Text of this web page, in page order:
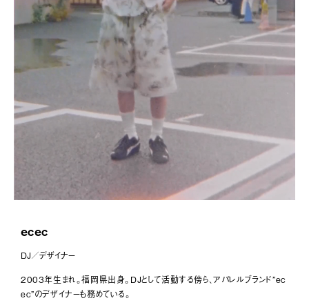
189 桜木レオン
188 メガネ
187 芳賀陽平
yUKI TAKESHIMA
ecec
藤舎呂近
181
180 葛西パレ有希
ecec
DJ／デザイナー
2003年生まれ。福岡県出身。DJとして活動する傍ら、アパレルブランド”ec
ec”のデザイナーも務めている。